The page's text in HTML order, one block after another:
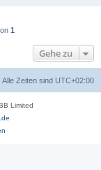
1
Gehe zu
Alle Zeiten sind UTC+02:00
Limited